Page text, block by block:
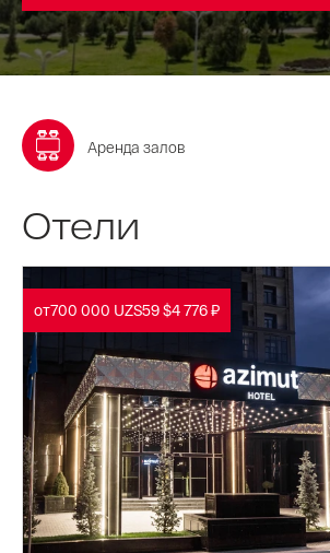
Аренда залов
Отели
от700 000 UZS59 $4 776 ₽